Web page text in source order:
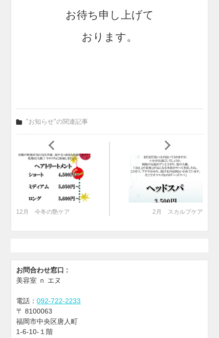
お待ち申し上げて
おります。
"お知らせ"の関連記事
12月 今冬の艶ケア 2月 スカルプケア
お問合わせ窓口 :
美容室 ｎ エヌ
電話：092-722-2233
〒8100063
福岡市中央区唐人町
1-6-10-１階